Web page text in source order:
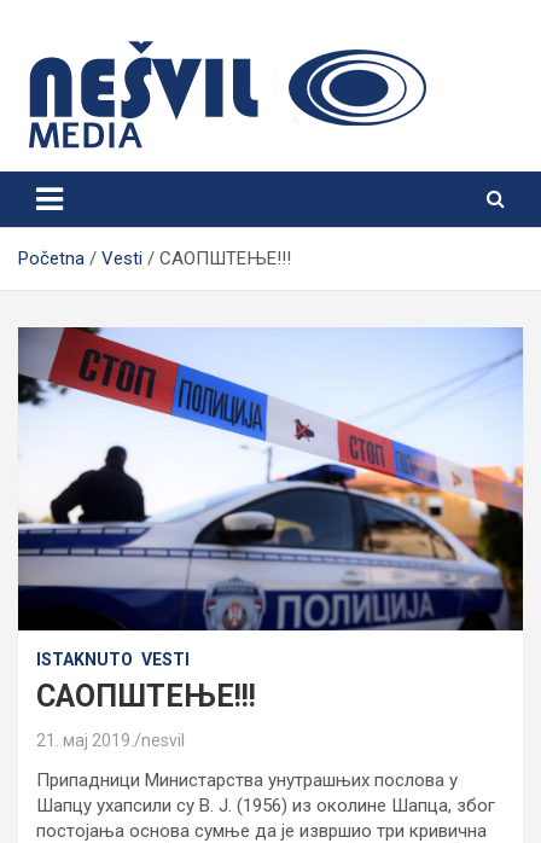
content
Nešvil Media Bogatić
Početna Vesti САОПШТЕЊЕ!!!
ISTAKNUTO VESTI
САОПШТЕЊЕ!!!
21. мај 2019. nesvil
Припадници Министарства унутрашњих послова у
Шапцу ухапсили су В. Ј. (1956) из околине Шапца, због
постојања основа сумње да је извршио три кривична